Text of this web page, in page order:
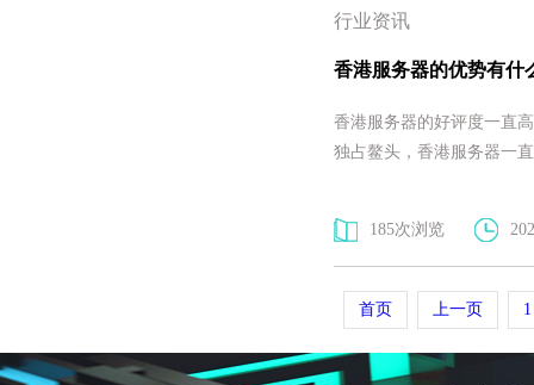
行业资讯
香港服务器的优势有什
香港服务器的好评度一直
独占鳌头，香港服务器一
185次浏览
首页 上一页 1